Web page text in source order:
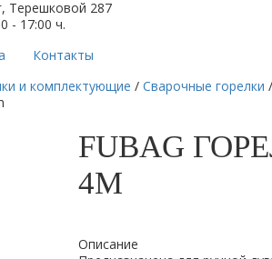
Терешковой 287
- 17:00 ч.
Контакты
и комплектующие / Сварочные горелки /
FUBAG
4M
Описание